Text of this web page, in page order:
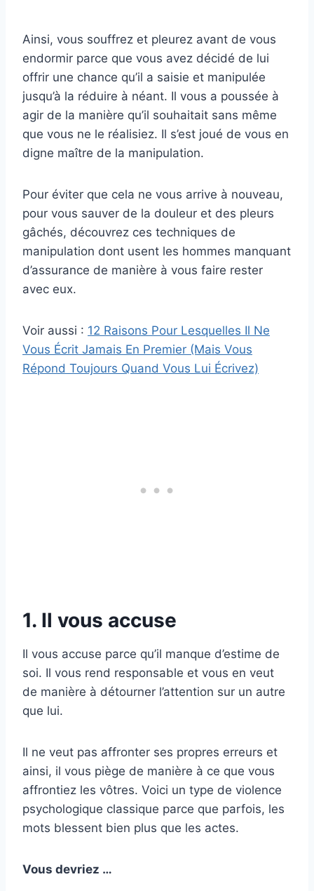
Ainsi, vous souffrez et pleurez avant de vous
endormir parce que vous avez décidé de lui
offrir une chance qu’il a saisie et manipulée
jusqu’à la réduire à néant. Il vous a poussée à
agir de la manière qu’il souhaitait sans même
que vous ne le réalisiez. Il s’est joué de vous en
digne maître de la manipulation.
Pour éviter que cela ne vous arrive à nouveau,
pour vous sauver de la douleur et des pleurs
gâchés, découvrez ces techniques de
manipulation dont usent les hommes manquant
d’assurance de manière à vous faire rester
avec eux.
Voir aussi : 12 Raisons Pour Lesquelles Il Ne
Vous Écrit Jamais En Premier (Mais Vous
Répond Toujours Quand Vous Lui Écrivez)
1. Il vous accuse
Il vous accuse parce qu’il manque d’estime de
soi. Il vous rend responsable et vous en veut
de manière à détourner l’attention sur un autre
que lui.
Il ne veut pas affronter ses propres erreurs et
ainsi, il vous piège de manière à ce que vous
affrontiez les vôtres. Voici un type de violence
psychologique classique parce que parfois, les
mots blessent bien plus que les actes.
Vous devriez …